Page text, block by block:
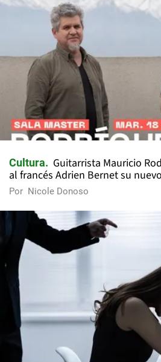
Cultura
Guitarrista Mauricio
al francés Adrien Bernet su
Por Nicole Donoso